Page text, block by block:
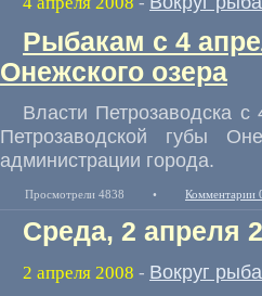
Рыбакам с 4
Онежского озера
Власти Петрозаводска
Петрозаводской губы
администрации города.
Просмотрели 4838 • Комментарии
Среда, 2 апреля
2 апреля 2008 - Вокруг